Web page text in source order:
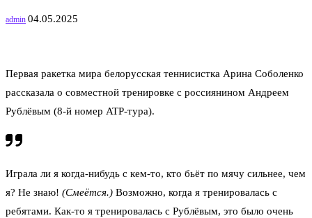
admin 04.05.2025
Первая ракетка мира белорусская теннисистка Арина Соболенко
рассказала о совместной тренировке с россиянином Андреем
Рублёвым (8-й номер ATP-тура).
Играла ли я когда-нибудь с кем-то, кто бьёт по мячу сильнее, чем
я? Не знаю! (Смеётся.) Возможно, когда я тренировалась с
ребятами. Как-то я тренировалась с Рублёвым, это было очень